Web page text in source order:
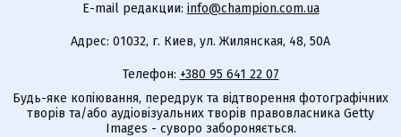
E-mail редакции: info@champion.com.ua
Адрес: 01032, г. Киев, ул. Жилянская, 48, 50А
Телефон: +380 95 641 22 07
Будь-яке копіювання, передрук та відтворення фотографічних
творів та/або аудіовізуальних творів правовласника Getty
Images - суворо забороняється.